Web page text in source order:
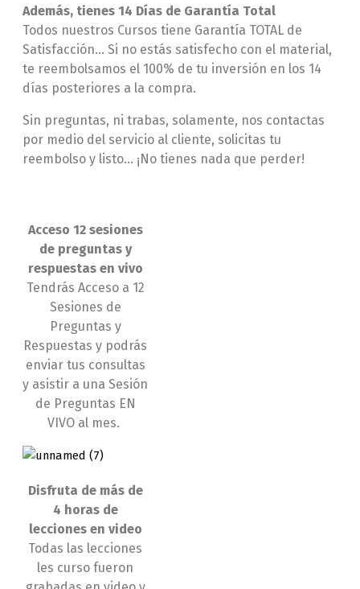
Además, tienes 14 Días de Garantía Total
Todos nuestros Cursos tiene Garantía TOTAL de
Satisfacción… Si no estás satisfecho con el material,
te reembolsamos el 100% de tu inversión en los 14
días posteriores a la compra.
Sin preguntas, ni trabas, solamente, nos contactas
por medio del servicio al cliente, solicitas tu
reembolso y listo… ¡No tienes nada que perder!
Acceso 12 sesiones
de preguntas y
respuestas en vivo
Tendrás Acceso a 12
Sesiones de
Preguntas y
Respuestas y podrás
enviar tus consultas
y asistir a una Sesión
de Preguntas EN
VIVO al mes.
Disfruta de más de
4 horas de
lecciones en video
Todas las lecciones
les curso fueron